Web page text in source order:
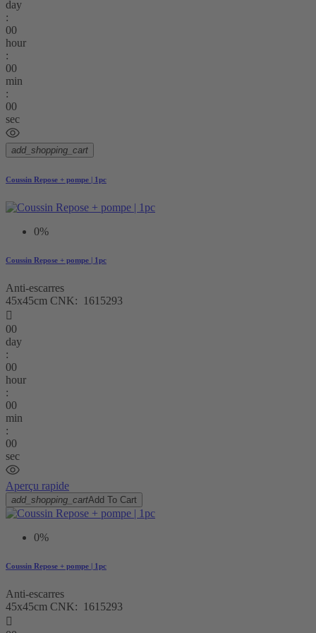
day
:
00
hour
:
00
min
:
00
sec
add_shopping_cart
Coussin Repose + pompe | 1pc
0%
Coussin Repose + pompe | 1pc
Anti-escarres
45x45cm CNK: 1615293

00
day
:
00
hour
:
00
min
:
00
sec
Aperçu rapide
add_shopping_cartAdd To Cart
0%
Coussin Repose + pompe | 1pc
Anti-escarres
45x45cm CNK: 1615293
